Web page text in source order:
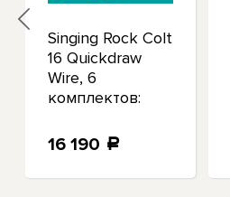
Singing Rock Colt
16 Quickdraw
Wire, 6
комплектов:
снаряжение для
16 190 a